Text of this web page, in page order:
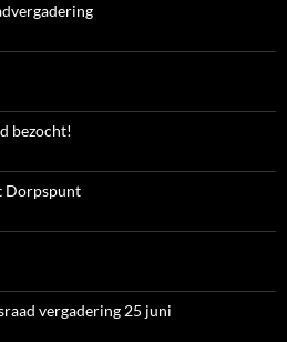
bezocht!
Dorpspunt
vergadering 25 juni